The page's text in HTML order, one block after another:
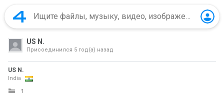
US N.
Присоединился 5 год(а) назад
US N.
India